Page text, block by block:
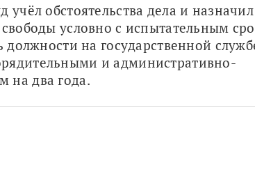
обстоятельства дела и
условно с испытательным
должности на государственной
и административно-
на два года.